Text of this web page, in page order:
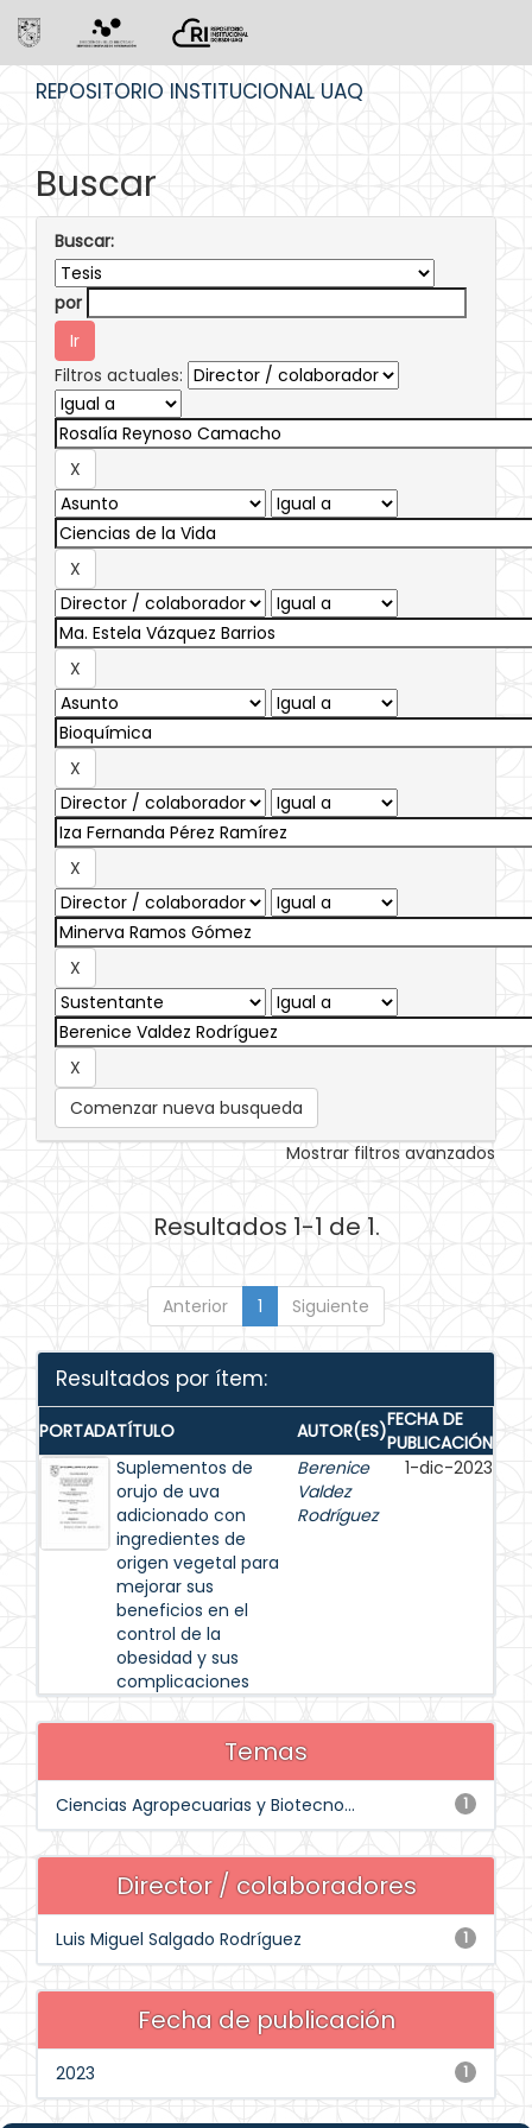
REPOSITORIO INSTITUCIONAL UAQ
Buscar
Buscar:
por
Filtros actuales:
Comenzar nueva busqueda
Mostrar filtros avanzados
Resultados 1-1 de 1.
Anterior 1 Siguiente
Resultados por ítem:
PORTADATÍTULO AUTOR(ES)FECHA DE
PUBLICACIÓN
Suplementos de
orujo de uva
adicionado con
ingredientes de
origen vegetal para
mejorar sus
beneficios en el
control de la
obesidad y sus
complicaciones
Berenice
Valdez
Rodríguez
1-dic-2023
Temas
1
Ciencias Agropecuarias y Biotecno...
Director / colaboradores
1
Luis Miguel Salgado Rodríguez
Fecha de publicación
1
2023